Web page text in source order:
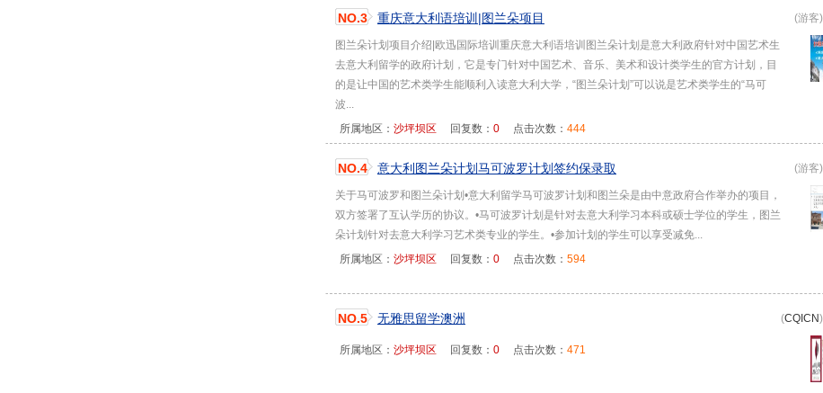
(游客)
NO.3 重庆意大利语培训|图兰朵项目
图兰朵计划项目介绍|欧迅国际培训重庆意大利语培训图兰朵计划是意大利政府针对中国艺术生
去意大利留学的政府计划，它是专门针对中国艺术、音乐、美术和设计类学生的官方计划，目
的是让中国的艺术类学生能顺利入读意大利大学，“图兰朵计划”可以说是艺术类学生的“马可
波...
所属地区： 沙坪坝区 回复数： 0 点击次数： 444
(游客)
NO.4 意大利图兰朵计划马可波罗计划签约保录取
关于马可波罗和图兰朵计划•意大利留学马可波罗计划和图兰朵是由中意政府合作举办的项目，
双方签署了互认学历的协议。•马可波罗计划是针对去意大利学习本科或硕士学位的学生，图兰
朵计划针对去意大利学习艺术类专业的学生。•参加计划的学生可以享受减免...
所属地区： 沙坪坝区 回复数： 0 点击次数： 594
(CQICN)
NO.5 无雅思留学澳洲
所属地区： 沙坪坝区 回复数： 0 点击次数： 471